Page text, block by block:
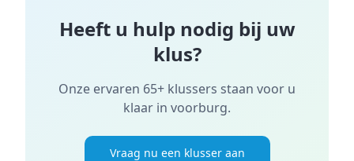
Heeft u hulp nodig bij uw
klus?
Onze ervaren 65+ klussers staan voor u
klaar in voorburg.
Vraag nu een klusser aan